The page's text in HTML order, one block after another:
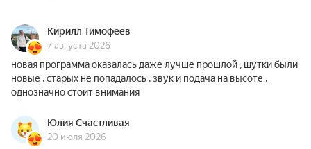
Кирилл Тимофеев
7 августа 2026
новая программа оказалась даже лучше прошлой , шутки были
новые , старых не попадалось , звук и подача на высоте ,
однозначно стоит внимания
Юлия Счастливая
20 июля 2026